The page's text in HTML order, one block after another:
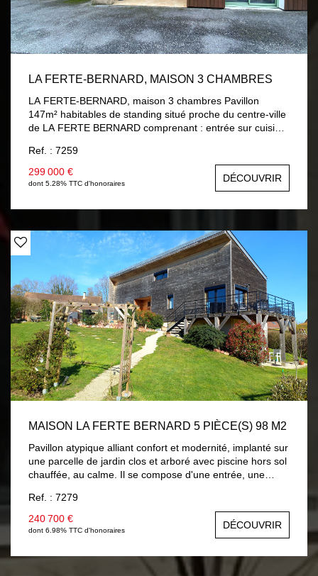
LA FERTE-BERNARD, MAISON 3 CHAMBRES
LA FERTE-BERNARD, maison 3 chambres Pavillon
147m² habitables de standing situé proche du centre-ville
de LA FERTE BERNARD comprenant : entrée sur cuisine
chambre, salle d'eau, wc, lingerie, garage avec porte
électrique. A l'étage : palier, deux chambres dont une
avec mezzanine, salle de bains avec douche, wc.
Chauffage gaz de ville au sol au rez-de-chaussée et
radiateur à l'étage, double vitrage et volets roulants
Ref. : 7259
299 000 €
dont 5.28% TTC d'honoraires DÉCOUVRIR
MAISON LA FERTE BERNARD 5 PIÈCE(S) 98 M2
Pavillon atypique alliant confort et modernité, implanté sur
une parcelle de jardin clos et arboré avec piscine hors sol
chauffée, au calme. Il se compose d'une entrée, une
vous accédez sur une terrasse surplombant le jardin avec
vue sur campagne, dégagement distribuant : chambre ,
salle d'eau, wc avec lave-mains. Une mezzanine accueille
un salon cosy, chambre mansardée , salle de bains et wc.
En rez-de-jardin : pièce à usage de chambre ou salon
d'été avec placards, un bureau et lingerie. En côté :
Ref. : 7279
240 700 €
dont 6.98% TTC d'honoraires DÉCOUVRIR